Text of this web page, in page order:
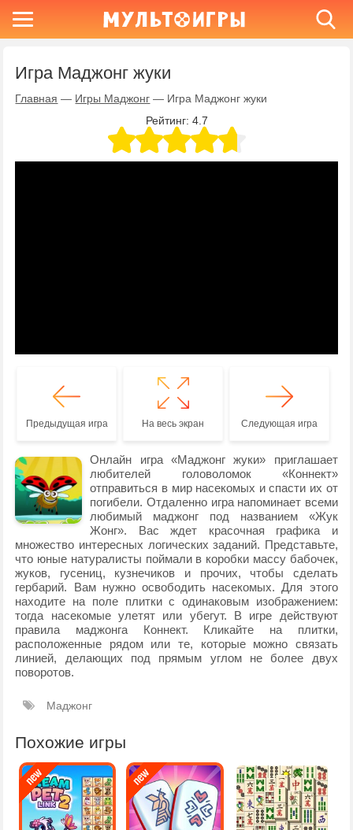
Игра Маджонг жуки
Главная — Игры Маджонг — Игра Маджонг жуки
Рейтинг: 4.7
Предыдущая игра На весь экран Следующая игра
Онлайн игра «Маджонг жуки» приглашает
любителей головоломок «Коннект»
отправиться в мир насекомых и спасти их от
погибели. Отдаленно игра напоминает всеми
любимый маджонг под названием «Жук
Жонг». Вас ждет красочная графика и
множество интересных логических заданий. Представьте,
что юные натуралисты поймали в коробки массу бабочек,
жуков, гусениц, кузнечиков и прочих, чтобы сделать
гербарий. Вам нужно освободить насекомых. Для этого
находите на поле плитки с одинаковым изображением:
тогда насекомые улетят или убегут. В игре действуют
правила маджонга Коннект. Кликайте на плитки,
расположенные рядом или те, которые можно связать
линией, делающих под прямым углом не более двух
поворотов.
Маджонг
Похожие игры